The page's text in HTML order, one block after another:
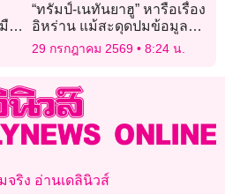
อ
“ทรัมป์-เนทันยาฮู” หารือเรื่อง
อิหร่าน แม้สะดุดปมข้อมูล
หลุดก่อนพบกัน
29 กรกฎาคม 2569 8:24 น.
จริง อ่านเดลินิวส์